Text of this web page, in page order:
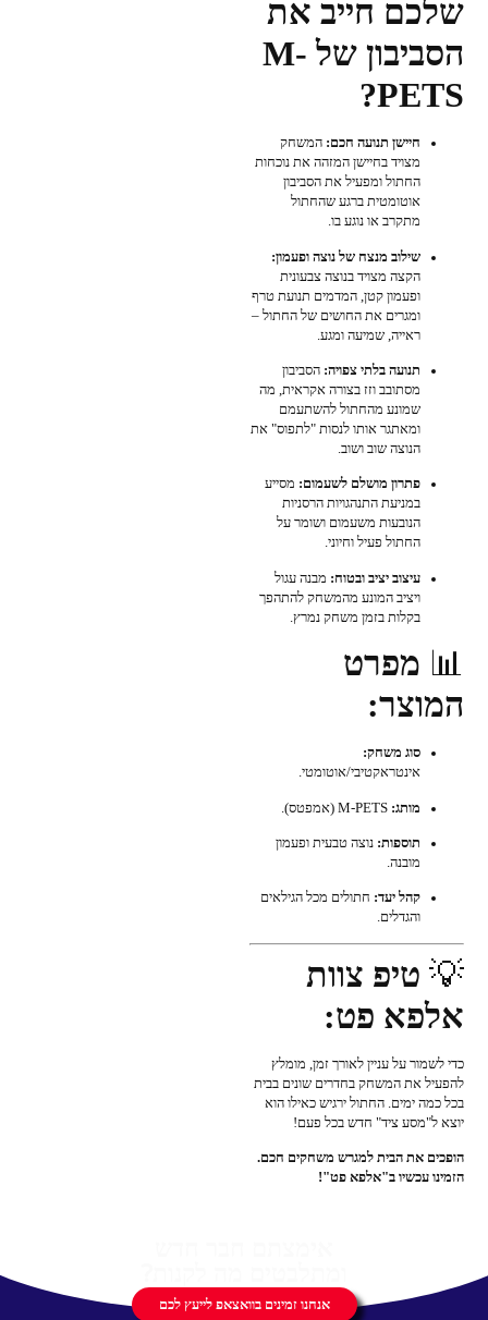
שלכם חייב את
הסביבון של M-
PETS?
חיישן תנועה חכם: המשחק
מצויד בחיישן המזהה את נוכחות
החתול ומפעיל את הסביבון
אוטומטית ברגע שהחתול
מתקרב או נוגע בו.
שילוב מנצח של נוצה ופעמון:
הקצה מצויד בנוצה צבעונית
ופעמון קטן, המדמים תנועת טרף
ומגרים את החושים של החתול –
ראייה, שמיעה ומגע.
תנועה בלתי צפויה: הסביבון
מסתובב וזז בצורה אקראית, מה
שמונע מהחתול להשתעמם
ומאתגר אותו לנסות "לתפוס" את
הנוצה שוב ושוב.
פתרון מושלם לשעמום: מסייע
במניעת התנהגויות הרסניות
הנובעות משעמום ושומר על
החתול פעיל וחיוני.
עיצוב יציב ובטוח: מבנה עגול
ויציב המונע מהמשחק להתהפך
בקלות בזמן משחק נמרץ.
📊 מפרט
המוצר:
סוג משחק:
אינטראקטיבי/אוטומטי.
מותג: M-PETS (אמפטס).
תוספות: נוצה טבעית ופעמון
מובנה.
קהל יעד: חתולים מכל הגילאים
והגדלים.
💡 טיפ צוות
אלפא פט:
כדי לשמור על עניין לאורך זמן, מומלץ
להפעיל את המשחק בחדרים שונים בבית
בכל כמה ימים. החתול ירגיש כאילו הוא
יוצא ל"מסע ציד" חדש בכל פעם!
הופכים את הבית למגרש משחקים חכם.
הזמינו עכשיו ב"אלפא פט"!
אנחנו זמינים בוואצאפ לייעץ לכם